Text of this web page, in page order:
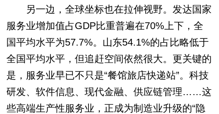
另一边，全球坐标也在拉伸视野。发达国家
服务业增加值占GDP比重普遍在70%上下，全
国平均水平为57.7%。山东54.1%的占比略低于
全国平均水平，但追赶空间依然很大。更关键的
是，服务业早已不只是“餐馆旅店快递站”。科技
研发、软件信息、现代金融、供应链管理……这
些高端生产性服务业，正成为制造业升级的“隐